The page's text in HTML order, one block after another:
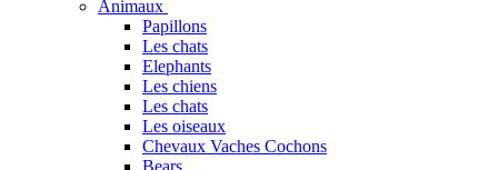
Animaux
Papillons
Les chats
Elephants
Les chiens
Les chats
Les oiseaux
Chevaux Vaches Cochons
Bears